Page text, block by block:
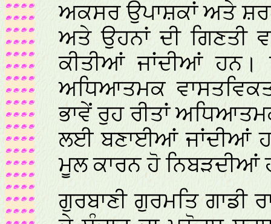
ਅਕਸਰ ਉਪਾਸ਼ਕਾਂ ਅਤੇ
ਅਤੇ ਉਹਨਾਂ ਦੀ ਗਿਣਤੀ
ਕੀਤੀਆਂ ਜਾਂਦੀਆਂ ਹਨ।
ਅਧਿਆਤਮਕ
ਭਾਵੇਂ ਰੁਹ ਰੀਤਾਂ
ਲਈ ਬਣਾਈਆਂ ਜਾਂਦੀਆਂ
ਮੂਲ ਕਾਰਨ ਹੋ ਨਿਬੜਦੀਆਂ
ਗੁਰਬਾਣੀ ਗੁਰਮਤਿ ਗਾਡੀ